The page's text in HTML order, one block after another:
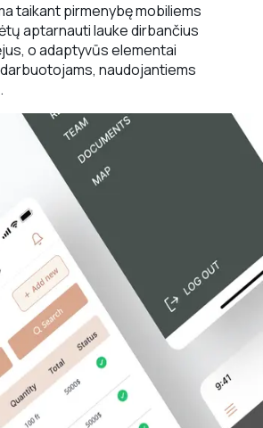
taikant pirmenybę mobiliems
aptarnauti lauke dirbančius
o adaptyvūs elementai
naudojantiems